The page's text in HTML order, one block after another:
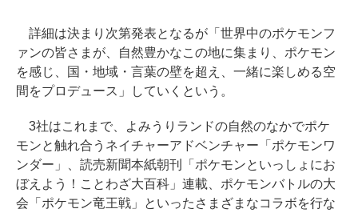
詳細は決まり次第発表となるが「世界中のポケモンフ
ァンの皆さまが、自然豊かなこの地に集まり、ポケモン
を感じ、国・地域・言葉の壁を超え、一緒に楽しめる空
間をプロデュース」していくという。
3社はこれまで、よみうりランドの自然のなかでポケ
モンと触れ合うネイチャーアドベンチャー「ポケモンワ
ンダー」、読売新聞本紙朝刊「ポケモンといっしょにお
ぼえよう！ことわざ大百科」連載、ポケモンバトルの大
会「ポケモン竜王戦」といったさまざまなコラボを行な